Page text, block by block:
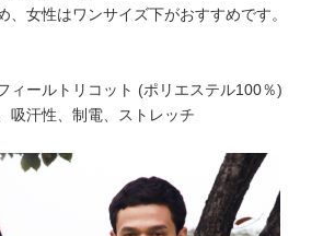
女性はワンサイズ下がおすすめです。
ールトリコット (ポリエステル100％)
吸汗性、制電、ストレッチ